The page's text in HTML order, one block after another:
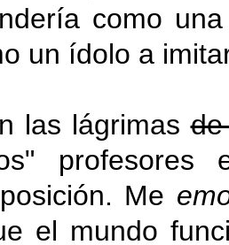
como
un ídolo a
las lágrimas
Me
el mundo